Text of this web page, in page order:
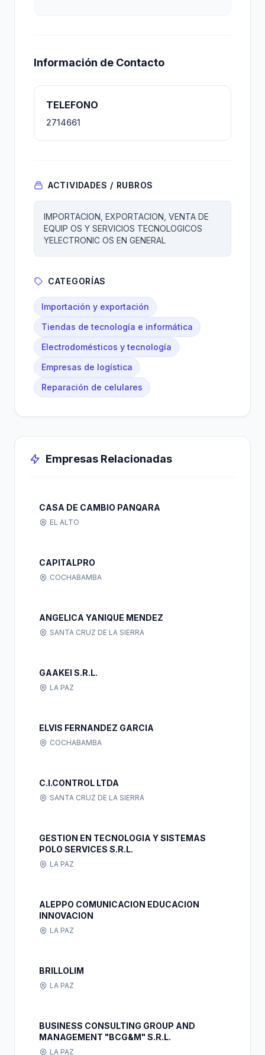
Información de Contacto
TELEFONO
2714661
ACTIVIDADES / RUBROS
IMPORTACION, EXPORTACION, VENTA DE
EQUIP OS Y SERVICIOS TECNOLOGICOS
YELECTRONIC OS EN GENERAL
CATEGORÍAS
Importación y exportación
Tiendas de tecnología e informática
Electrodomésticos y tecnología
Empresas de logística
Reparación de celulares
Empresas Relacionadas
CASA DE CAMBIO PANQARA
EL ALTO
CAPITALPRO
COCHABAMBA
ANGELICA YANIQUE MENDEZ
SANTA CRUZ DE LA SIERRA
GAAKEI S.R.L.
LA PAZ
ELVIS FERNANDEZ GARCIA
COCHABAMBA
C.I.CONTROL LTDA
SANTA CRUZ DE LA SIERRA
GESTION EN TECNOLOGIA Y SISTEMAS
POLO SERVICES S.R.L.
LA PAZ
ALEPPO COMUNICACION EDUCACION
INNOVACION
LA PAZ
BRILLOLIM
LA PAZ
BUSINESS CONSULTING GROUP AND
MANAGEMENT "BCG&M" S.R.L.
LA PAZ